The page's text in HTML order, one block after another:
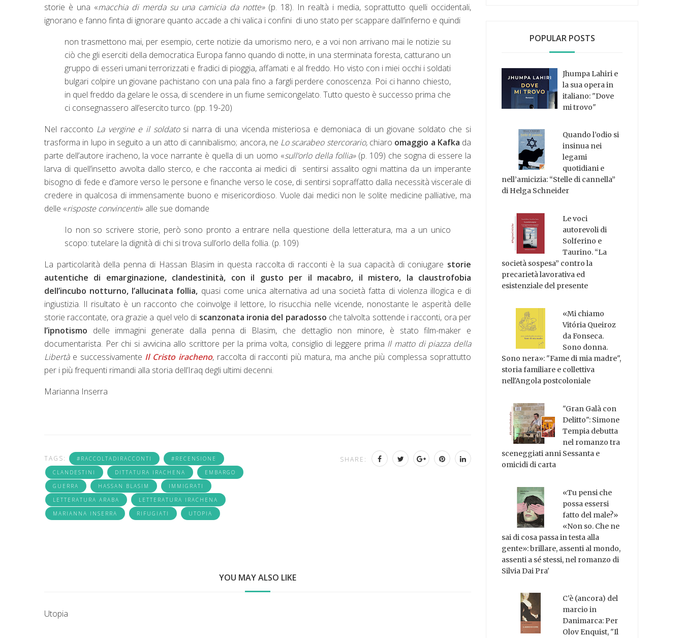
storie è una «macchia di merda su una camicia da notte»(p. 18). In realtà i media, soprattutto quelli occidentali,
ignorano e fanno finta di ignorare quanto accade a chi valica i confini di uno stato per scappare dall’inferno e quindi
non trasmettono mai, per esempio, certe notizie da umorismo nero, e a voi non arrivano mai le notizie su
ciò che gli eserciti della democratica Europa fanno quando di notte, in una sterminata foresta, catturano un
gruppo di esseri umani terrorizzati e fradici di pioggia, affamati e al freddo. Ho visto con i miei occhi i soldati
bulgari colpire un giovane pachistano con una pala fino a fargli perdere conoscenza. Poi ci hanno chiesto,
in quel freddo da gelare le ossa, di scendere in un fiume semicongelato. Tutto questo è successo prima che
ci consegnassero all’esercito turco. (pp. 19-20)
Nel racconto La vergine e il soldato si narra di una vicenda misteriosa e demoniaca di un giovane soldato che si
trasforma in lupo in seguito a un atto di cannibalismo; ancora, ne Lo scarabeo stercorario, chiaro omaggio a Kafka da
parte dell’autore iracheno, la voce narrante è quella di un uomo «sull’orlo della follia»(p. 109) che sogna di essere la
larva di quell’insetto avvolta dallo sterco, e che racconta ai medici di sentirsi assalito ogni mattina da un imperante
bisogno di fede e d’amore verso le persone e finanche verso le cose, di sentirsi sopraffatto dalla necessità viscerale di
credere in qualcosa di immensamente buono e misericordioso. Vuole dai medici non le solite medicine palliative, ma
delle «risposte convincenti» alle sue domande
Io non so scrivere storie, però sono pronto a entrare nella questione della letteratura, ma a un unico
scopo: tutelare la dignità di chi si trova sull’orlo della follia. (p. 109)
La particolarità della penna di Hassan Blasim in questa raccolta di racconti è la sua capacità di coniugare storie
autentiche di emarginazione, clandestinità, con il gusto per il macabro, il mistero, la claustrofobia
dell’incubo notturno, l’allucinata follia, quasi come unica alternativa ad una società fatta di violenza illogica e di
ingiustizia. Il risultato è un racconto che coinvolge il lettore, lo risucchia nelle vicende, nonostante le asperità delle
storie raccontate, ora grazie a quel velo di scanzonata ironia del paradosso che talvolta sottende i racconti, ora per
l’ipnotismo delle immagini generate dalla penna di Blasim, che dettaglio non minore, è stato film-maker e
documentarista. Per chi si avvicina allo scrittore per la prima volta, consiglio di leggere prima Il matto di piazza della
Libertàe successivamente Il Cristo iracheno, raccolta di racconti più matura, ma anche più complessa soprattutto
per i più frequenti rimandi alla storia dell’Iraq degli ultimi decenni.
Marianna Inserra
TAGS: #RACCOLTADIRACCONTI
#RECENSIONE
CLANDESTINI
DITTATURA IRACHENA
EMBARGO
GUERRA
HASSAN BLASIM
IMMIGRATI
LETTERATURA ARABA
LETTERATURA IRACHENA
MARIANNA INSERRA
RIFUGIATI UTOPIA
SHARE:
YOU MAY ALSO LIKE
Utopia
POPULAR POSTS
Jhumpa Lahiri e
la sua opera in
italiano: "Dove
mi trovo"
Quando l’odio si
insinua nei
legami
quotidiani e
nell’amicizia: “Stelle di cannella”
di Helga Schneider
Le voci
autorevoli di
Solferino e
Taurino. “La
società sospesa” contro la
precarietà lavorativa ed
esistenziale del presente
«Mi chiamo
Vitória Queiroz
da Fonseca.
Sono donna.
Sono nera»: "Fame di mia madre",
storia familiare e collettiva
nell'Angola postcoloniale
"Gran Galà con
Delitto": Simone
Tempia debutta
nel romanzo tra
sceneggiati anni Sessanta e
omicidi di carta
«Tu pensi che
possa essersi
fatto del male?»
«Non so. Che ne
sai di cosa passa in testa alla
gente»: brillare, assenti al mondo,
assenti a sé stessi, nel romanzo di
Silvia Dai Pra'
C'è (ancora) del
marcio in
Danimarca: Per
Olov Enquist, "Il